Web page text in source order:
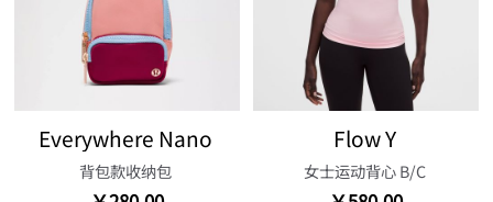
Everywhere Nano
背包款收纳包
Flow Y
女士运动背心 B/C